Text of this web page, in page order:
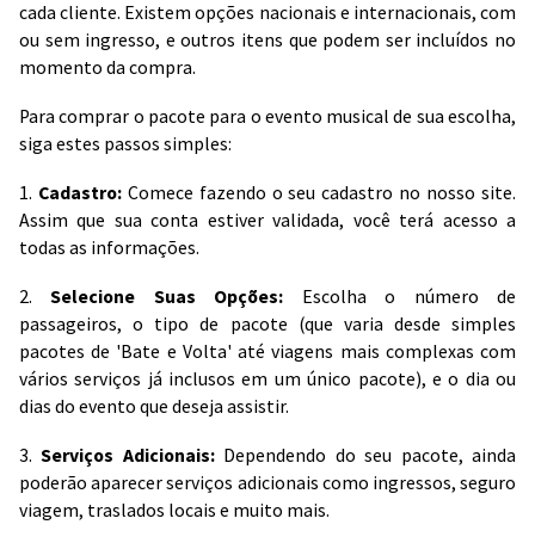
cada cliente. Existem opções nacionais e internacionais, com
ou sem ingresso, e outros itens que podem ser incluídos no
momento da compra.
Para comprar o pacote para o evento musical de sua escolha,
siga estes passos simples:
1. Cadastro:Comece fazendo o seu cadastro no nosso site.
Assim que sua conta estiver validada, você terá acesso a
todas as informações.
2.Selecione Suas Opções: Escolha o número de
passageiros, o tipo de pacote (que varia desde simples
pacotes de 'Bate e Volta' até viagens mais complexas com
vários serviços já inclusos em um único pacote), e o dia ou
dias do evento que deseja assistir.
3.Serviços Adicionais:Dependendo do seu pacote, ainda
poderão aparecer serviços adicionais como ingressos, seguro
viagem, traslados locais e muito mais.